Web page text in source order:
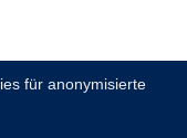
für anonymisierte